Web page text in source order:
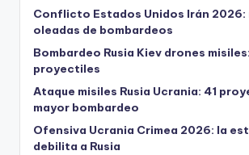
Conflicto Estados Unidos Irán 2026:
oleadas de bombardeos
Bombardeo Rusia Kiev drones
proyectiles
Ataque misiles Rusia Ucrania: 41
mayor bombardeo
Ofensiva Ucrania Crimea 2026: la
debilita a Rusia